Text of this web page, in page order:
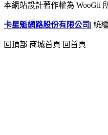
本網站設計著作權為 WooGii
卡星魁網路股份有限公司 | 統
回頂部 商城首頁 回首頁